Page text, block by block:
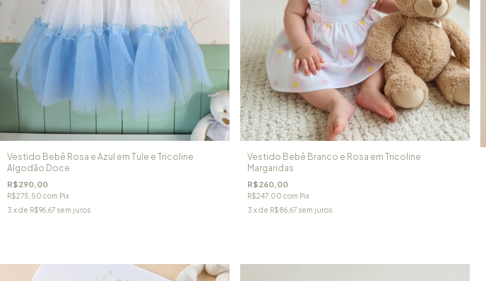
Vestido Bebê Rosa e Azul em Tule e Tricoline
Algodão Doce
R$290,00
R$275,50 com Pix
3 x de R$96,67 sem juros
Vestido Bebê Branco e Rosa em Tricoline
Margaridas
R$260,00
R$247,00 com Pix
3 x de R$86,67 sem juros